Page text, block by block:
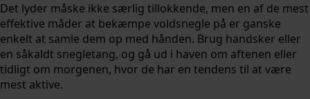
Det lyder måske ikke særlig tillokkende, men en af de mest
effektive måder at bekæmpe voldsnegle på er ganske
enkelt at samle dem op med hånden. Brug handsker eller
en såkaldt snegletang, og gå ud i haven om aftenen eller
tidligt om morgenen, hvor de har en tendens til at være
mest aktive.